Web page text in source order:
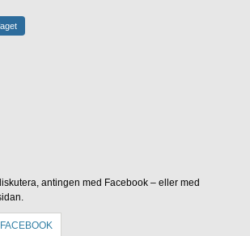
antingen med Facebook – eller med